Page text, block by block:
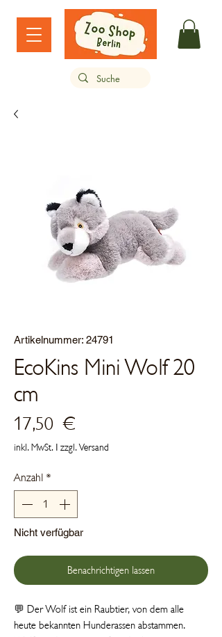
Artikelnummer: 24791
EcoKins Mini Wolf 20
cm
17,50 €Preis
inkl. MwSt. | zzgl. Versand
Anzahl *
Nicht verfügbar
Benachrichtigen lassen
💬 Der Wolf ist ein Raubtier, von dem alle
heute bekannten Hunderassen abstammen.